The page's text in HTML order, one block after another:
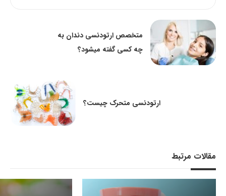
متخصص ارتودنسی دندان به
چه کسی گفته میشود؟
ارتودنسی متحرک چیست؟
مقالات مرتبط